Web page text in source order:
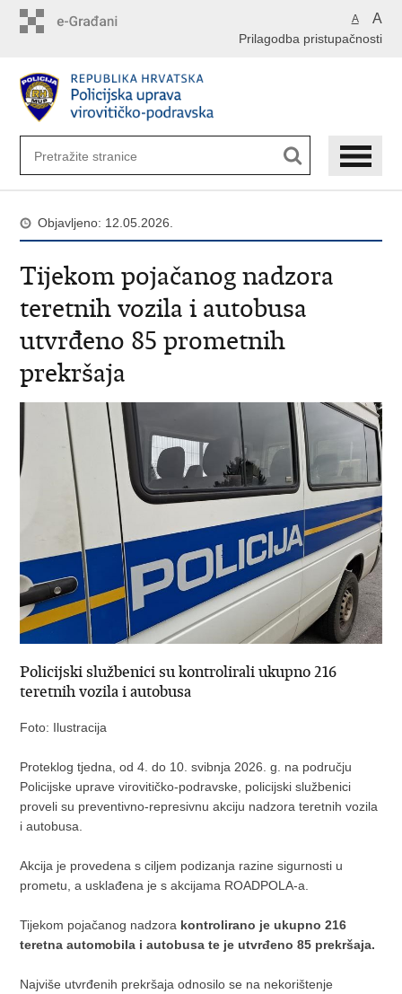
A A
Prilagodba pristupačnosti
Objavljeno: 12.05.2026.
Tijekom pojačanog nadzora
teretnih vozila i autobusa
utvrđeno 85 prometnih
prekršaja
Policijski službenici su kontrolirali ukupno 216
teretnih vozila i autobusa
Foto: Ilustracija
Proteklog tjedna, od 4. do 10. svibnja 2026. g. na području
Policijske uprave virovitičko-podravske, policijski službenici
proveli su preventivno-represivnu akciju nadzora teretnih vozila
i autobusa.
Akcija je provedena s ciljem podizanja razine sigurnosti u
prometu, a usklađena je s akcijama ROADPOLA-a.
Tijekom pojačanog nadzora kontrolirano je ukupno 216
teretna automobila i autobusa te je utvrđeno 85 prekršaja.
Najviše utvrđenih prekršaja odnosilo se na nekorištenje